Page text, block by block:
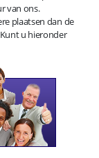
van ons.
plaatsen dan de
u hieronder